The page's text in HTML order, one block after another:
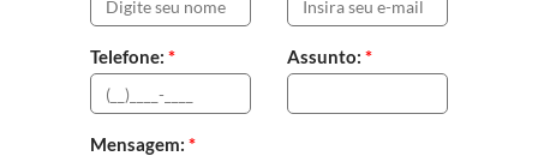
Telefone: * Assunto: *
Mensagem: *